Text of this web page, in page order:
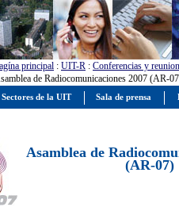
principal : UIT-R : Conferencias y
de Radiocomunicaciones 2007 (AR-
Asamblea de
(AR-07)
Sectores de la UIT Sala de prensa